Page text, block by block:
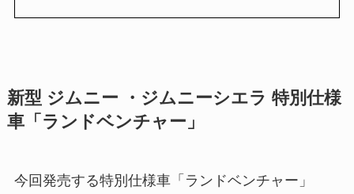
新型 ジムニー ・ジムニーシエラ 特別仕様
車「ランドベンチャー」
今回発売する特別仕様車「ランドベンチャー」